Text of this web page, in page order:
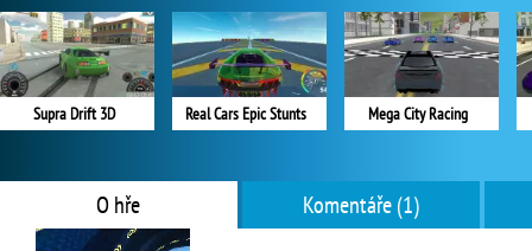
Supra Drift 3D Real Cars Epic Stunts Mega City Racing
O hře Komentáře (1)